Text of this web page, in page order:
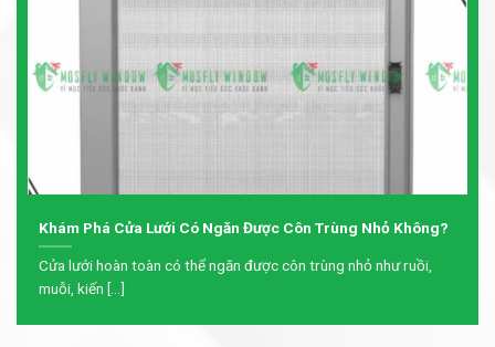
Khám Phá Cửa Lưới Có Ngăn Được Côn Trùng Nhỏ Không?
Cửa lưới hoàn toàn có thể ngăn được côn trùng nhỏ như ruồi,
muỗi, kiến [...]